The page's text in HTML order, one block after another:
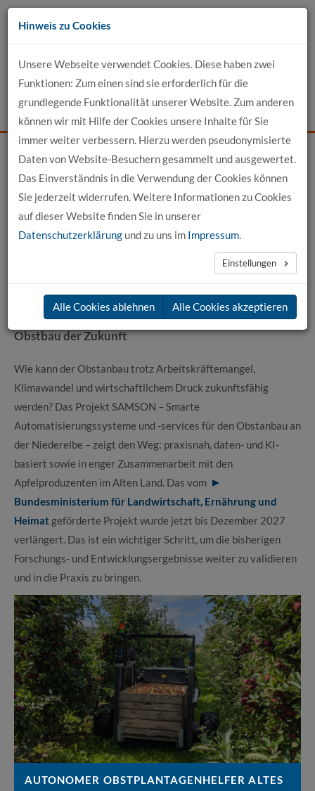
Zum
Inhalt
Events News Login Suche
Kontakt
Startseite News News-Detail
News aus der hochschule 21
20.02.2026
Projekt SAMSON verlängert: Digitalisierung für den
Obstbau der Zukunft
Wie kann der Obstanbau trotz Arbeitskräftemangel,
Klimawandel und wirtschaftlichem Druck zukunftsfähig
werden? Das Projekt SAMSON – Smarte
Automatisierungssysteme und -services für den Obstanbau an
der Niederelbe – zeigt den Weg: praxisnah, daten- und KI-
basiert sowie in enger Zusammenarbeit mit den
Apfelproduzenten im Alten Land. Das vom
Bundesministerium für Landwirtschaft, Ernährung und
Heimat geförderte Projekt wurde jetzt bis Dezember 2027
verlängert. Das ist ein wichtiger Schritt, um die bisherigen
Forschungs- und Entwicklungsergebnisse weiter zu validieren
und in die Praxis zu bringen.
AUTONOMER OBSTPLANTAGENHELFER ALTES
Hinweis zu Cookies
Unsere Webseite verwendet Cookies. Diese haben zwei
Funktionen: Zum einen sind sie erforderlich für die
grundlegende Funktionalität unserer Website. Zum anderen
können wir mit Hilfe der Cookies unsere Inhalte für Sie
immer weiter verbessern. Hierzu werden pseudonymisierte
Daten von Website-Besuchern gesammelt und ausgewertet.
Das Einverständnis in die Verwendung der Cookies können
Sie jederzeit widerrufen. Weitere Informationen zu Cookies
auf dieser Website finden Sie in unserer
Datenschutzerklärung und zu uns im Impressum.
Einstellungen
Alle Cookies ablehnen Alle Cookies akzeptieren